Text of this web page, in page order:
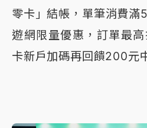
零卡」結帳，單筆消費
遊網限量優惠，訂單最
卡新戶加碼再回饋200元